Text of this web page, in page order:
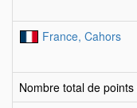
France, Cahors
Nombre total de